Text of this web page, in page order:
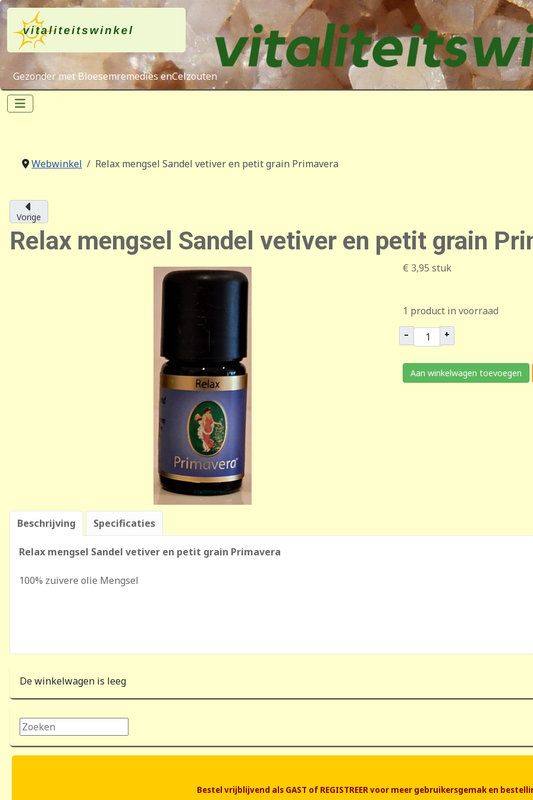
Gezonder met Bloesemremedies enCelzouten
Webwinkel Relax mengsel Sandel vetiver en petit grain Primavera
Vorige
Relax mengsel Sandel vetiver en petit grain
€ 3,95 stuk
1 product in voorraad
– +
Aan winkelwagen toevoegen
Beschrijving Specificaties
Relax mengsel Sandel vetiver en petit grain Primavera
100% zuivere olie Mengsel
De winkelwagen is leeg
Zoeken...
Bestel vrijblijvend als GAST of REGISTREER voor meer gebruikersgemak en